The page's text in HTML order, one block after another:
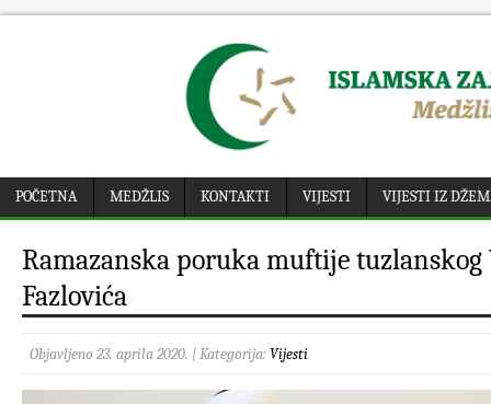
POČETNA MEDŽLIS KONTAKTI VIJESTI VIJESTI IZ
Ramazanska poruka muftije tuzlanskog
Fazlovića
Objavljeno 23. aprila 2020. | Kategorija: Vijesti